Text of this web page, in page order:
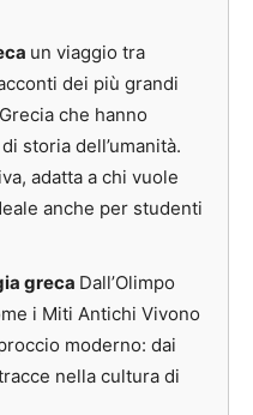
un viaggio tra
dei più grandi
che hanno
storia dell’umanità.
adatta a chi vuole
anche per studenti
greca Dall’Olimpo
i Miti Antichi Vivono
moderno: dai
nella cultura di